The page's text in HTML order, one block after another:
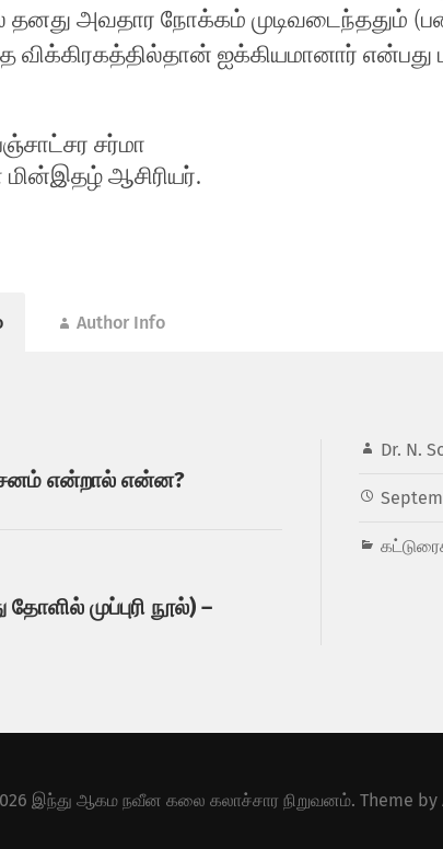
தனது அவதார நோக்கம் முடிவடைந்ததும்
விக்கிரகத்தில்தான் ஐக்கியமானார் என்பது
சர்மா
ஆசிரியர்.
Author Info
Dr. N.
என்றால் என்ன?
முப்புரி நூல்) –
இந்து ஆகம நவீன கலை கலாச்சார நிறுவனம். Theme by